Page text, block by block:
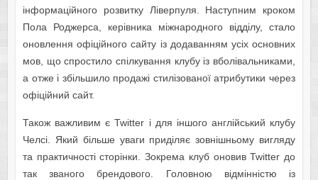
інформаційного розвитку Ліверпуля. Наступним кроком
Пола Роджерса, керівника міжнародного відділу, стало
оновлення офіційного сайту із додаванням усіх основних
мов, що спростило спілкування клубу із вболівальниками,
а отже і збільшило продажі стилізованої атрибутики через
офіційний сайт.
Також важливим є Twitter і для іншого англійський клубу
Челсі. Який більше уваги приділяє зовнішньому вигляду
та практичності сторінки. Зокрема клуб оновив Twitter до
так званого брендового. Головною відмінністю із